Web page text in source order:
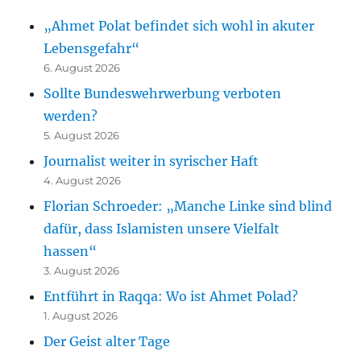
„Ahmet Polat befindet sich wohl in akuter
Lebensgefahr“
6. August 2026
Sollte Bundeswehrwerbung verboten
werden?
5. August 2026
Journalist weiter in syrischer Haft
4. August 2026
Florian Schroeder: „Manche Linke sind blind
dafür, dass Islamisten unsere Vielfalt
hassen“
3. August 2026
Entführt in Raqqa: Wo ist Ahmet Polad?
1. August 2026
Der Geist alter Tage